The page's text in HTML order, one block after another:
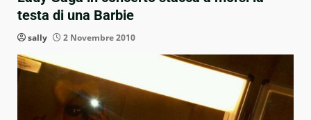
testa di una Barbie
sally 2 Novembre 2010